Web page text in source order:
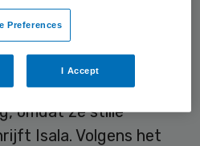
I C.V., maar deze
de afdeling
optie met de beste
niet bekend om welke
omdat ze stille
Isala. Volgens het
Preferences
I Accept